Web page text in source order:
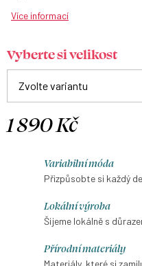
Více informací
Vyberte si velikost
1 890 Kč
Variabilní móda
Přizpůsobte si každý
Lokální výroba
Šijeme lokálně s
Přírodní materiály
Materiály, které si